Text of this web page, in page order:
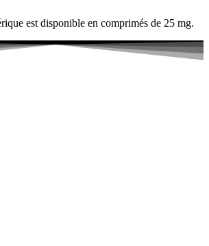
est disponible en comprimés de 25 mg.